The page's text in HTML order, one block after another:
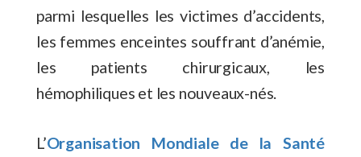
parmi lesquelles les victimes d’accidents,
les femmes enceintes souffrant d’anémie,
les patients chirurgicaux, les
hémophiliques et les nouveaux-nés.
L’Organisation Mondiale de la Santé